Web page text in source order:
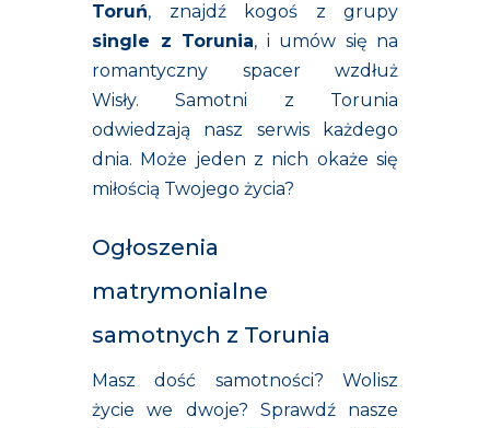
Toruń, znajdź kogoś z grupy
single z Torunia, i umów się na
romantyczny spacer wzdłuż
Wisły. Samotni z Torunia
odwiedzają nasz serwis każdego
dnia. Może jeden z nich okaże się
miłością Twojego życia?
Ogłoszenia
matrymonialne
samotnych z Torunia
Masz dość samotności? Wolisz
życie we dwoje? Sprawdź nasze